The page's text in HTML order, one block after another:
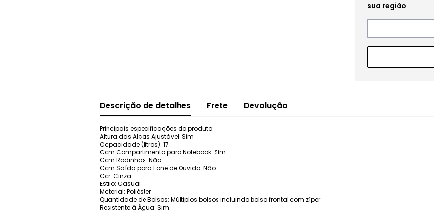
Descrição de detalhes Frete Devolução
Principais especificações do produto:
Altura das Alças Ajustável: Sim
Capacidade (litros): 17
Com Compartimento para Notebook: Sim
Com Rodinhas: Não
Com Saída para Fone de Ouvido: Não
Cor: Cinza
Estilo: Casual
Material: Poliéster
Quantidade de Bolsos: Múltiplos bolsos incluindo bolso frontal com zíper
Resistente à Água: Sim